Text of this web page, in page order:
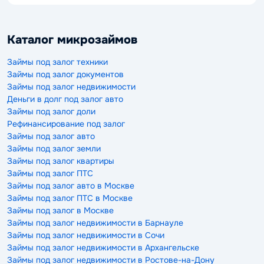
Каталог микрозаймов
Займы под залог техники
Займы под залог документов
Займы под залог недвижимости
Деньги в долг под залог авто
Займы под залог доли
Рефинансирование под залог
Займы под залог авто
Займы под залог земли
Займы под залог квартиры
Займы под залог ПТС
Займы под залог авто в Москве
Займы под залог ПТС в Москве
Займы под залог в Москве
Займы под залог недвижимости в Барнауле
Займы под залог недвижимости в Сочи
Займы под залог недвижимости в Архангельске
Займы под залог недвижимости в Ростове-на-Дону